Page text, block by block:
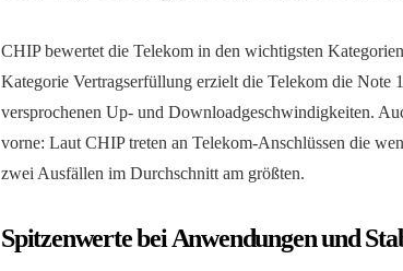
CHIP bewertet die Telekom in den wichtigsten
Kategorie Vertragserfüllung erzielt die Telekom die Note
versprochenen Up- und Downloadgeschwindigkeiten.
vorne: Laut CHIP treten an Telekom-Anschlüssen die
zwei Ausfällen im Durchschnitt am größten.
Spitzenwerte bei Anwendungen und